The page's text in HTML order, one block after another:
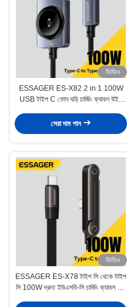
ভিডিও
ESSAGER ES-X82 2 in 1 100W
USB টাইপ C ফোন ঘড়ি চার্জিং ক্যাবল উইথ
সেরা দাম পান
ভিডিও
ESSAGER ES-X78 টাইপ সি থেকে টাইপ
সি 100W দ্রুত ইউএসবি-সি চার্জিং ক্যাবল 90